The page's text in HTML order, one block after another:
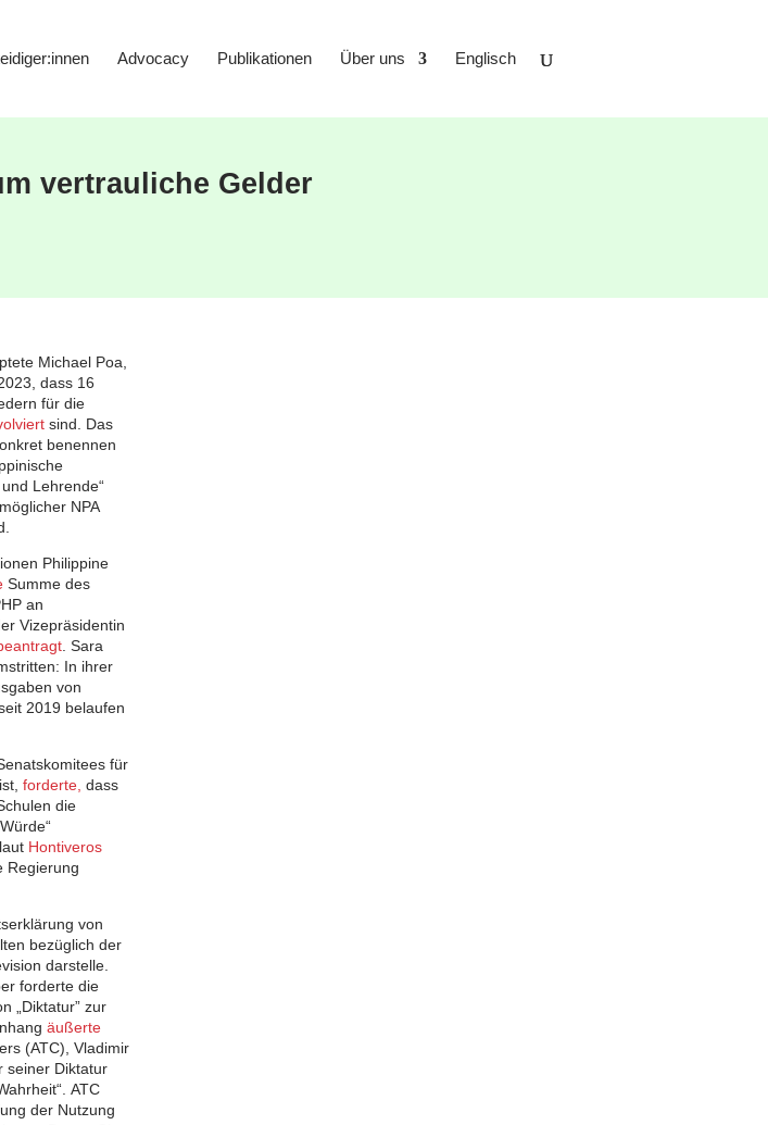
Advocacy Publikationen Über uns Englisch
vertrauliche Gelder
Michael Poa,
dass 16
für die
sind. Das
benennen
Lehrende“
NPA
Philippine
Summe des
an
Vizepräsidentin
. Sara
In ihrer
von
2019 belaufen
für
forderte, dass
die
Hontiveros
Regierung
von
bezüglich der
darstelle.
forderte die
„Diktatur” zur
äußerte
(ATC), Vladimir
seiner Diktatur
ATC
der Nutzung